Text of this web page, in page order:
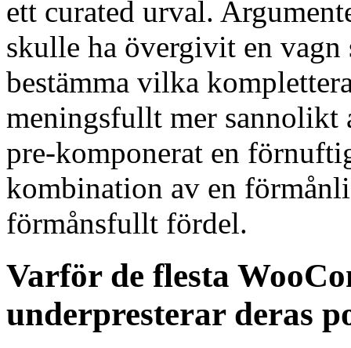
ett curated urval.
skulle ha övergivit en
bestämma vilka
meningsfullt mer sannolikt
pre-komponerat en
kombination av en
förmånsfullt fördel.
Varför de flesta
underpresterar deras